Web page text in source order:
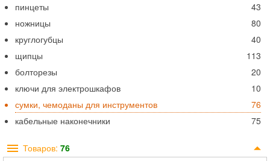
43
пинцеты
80
ножницы
40
круглогубцы
113
щипцы
20
болторезы
10
ключи для электрошкафов
76
сумки, чемоданы для инструментов
75
кабельные наконечники
Товаров: 76